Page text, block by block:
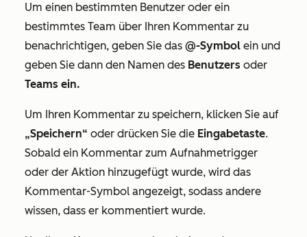
Um einen bestimmten Benutzer oder ein
bestimmtes Team über Ihren Kommentar zu
benachrichtigen, geben Sie das @-Symbol ein und
geben Sie dann den Namen des Benutzers oder
Teams ein.
Um Ihren Kommentar zu speichern, klicken Sie auf
„Speichern“ oder drücken Sie die Eingabetaste.
Sobald ein Kommentar zum Aufnahmetrigger
oder der Aktion hinzugefügt wurde, wird das
Kommentar-Symbol angezeigt, sodass andere
wissen, dass er kommentiert wurde.